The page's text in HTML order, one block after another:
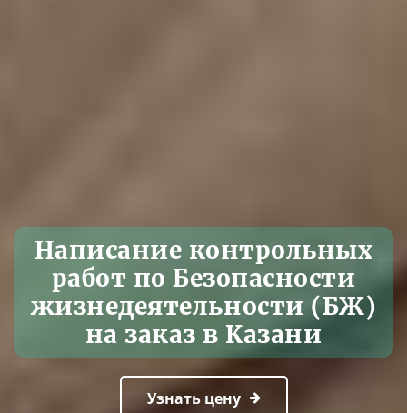
Написание контрольных
работ по Безопасности
жизнедеятельности (БЖ)
на заказ в Казани
Узнать цену